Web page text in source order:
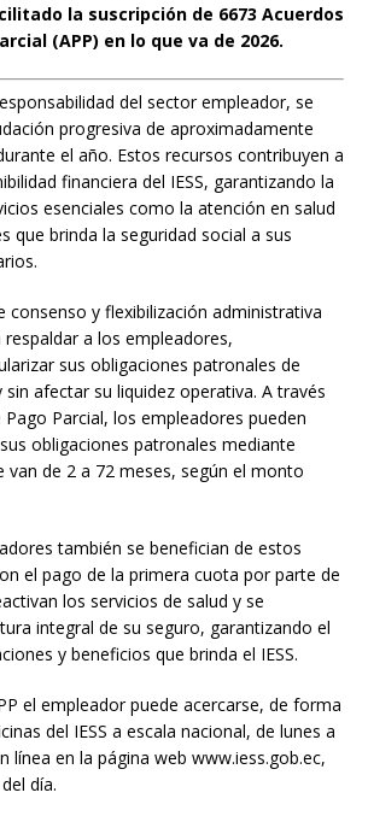
la suscripción de 6673 Acuerdos
(APP) en lo que va de 2026.
del sector empleador, se
progresiva de aproximadamente
el año. Estos recursos contribuyen a
financiera del IESS, garantizando la
esenciales como la atención en salud
que brinda la seguridad social a sus
consenso y flexibilización administrativa
a los empleadores,
sus obligaciones patronales de
afectar su liquidez operativa. A través
Parcial, los empleadores pueden
obligaciones patronales mediante
van de 2 a 72 meses, según el monto
también se benefician de estos
el pago de la primera cuota por parte de
los servicios de salud y se
integral de su seguro, garantizando el
y beneficios que brinda el IESS.
el empleador puede acercarse, de forma
del IESS a escala nacional, de lunes a
línea en la página web www.iess.gob.ec,
día.